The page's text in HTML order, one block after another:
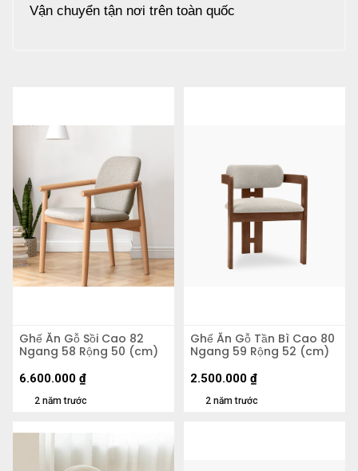
Vận chuyển tận nơi trên toàn quốc
Ghế Ăn Gỗ Sồi Cao 82
Ngang 58 Rộng 50 (cm)
2 năm trước
6.600.000 ₫
Ghế Ăn Gỗ Tần Bì Cao 80
Ngang 59 Rộng 52 (cm)
2 năm trước
2.500.000 ₫